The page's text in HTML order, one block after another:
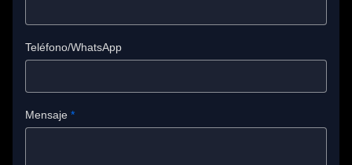
Teléfono/WhatsApp
Mensaje *